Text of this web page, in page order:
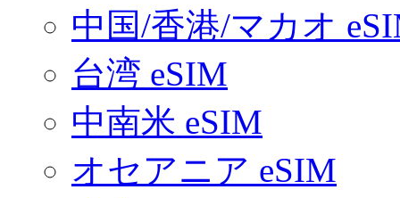
中国/香港/マカオ
台湾 eSIM
中南米 eSIM
オセアニア eSIM